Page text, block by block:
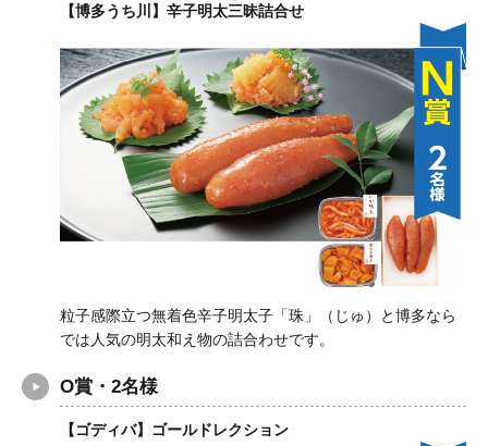
【博多うち川】辛子明太三昧詰合せ
粒子感際立つ無着色辛子明太子「珠」（じゅ）と博多なら
では人気の明太和え物の詰合わせです。
O賞・2名様
【ゴディバ】ゴールドレクション